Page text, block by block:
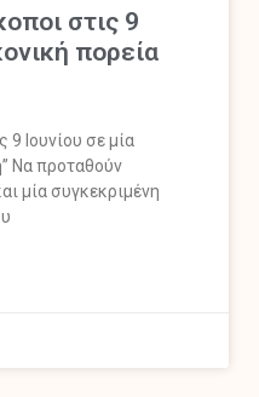
στις 9
πορεία
9 Ιουνίου σε μία
Να προταθούν
μία συγκεκριμένη